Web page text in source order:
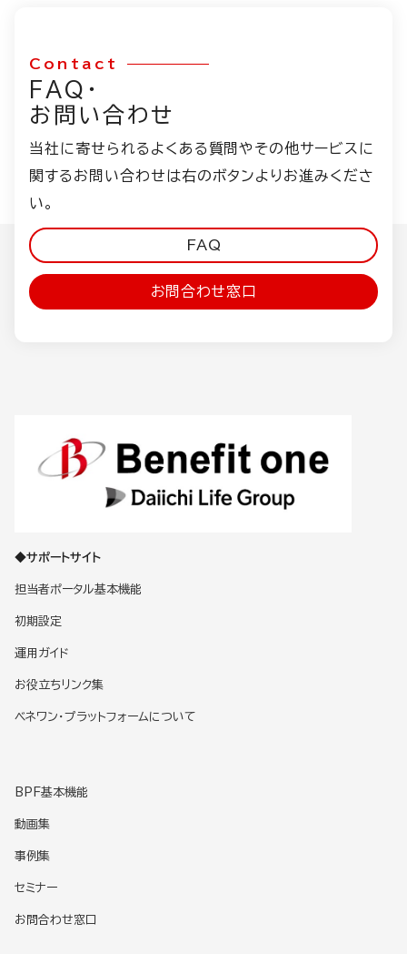
Contact
FAQ・
お問い合わせ
当社に寄せられるよくある質問やその他サービスに
関するお問い合わせは右のボタンよりお進みくださ
い。
FAQ
お問合わせ窓口
◆サポートサイト
担当者ポータル基本機能
初期設定
運用ガイド
お役立ちリンク集
ベネワン・プラットフォームについて
BPF基本機能
動画集
事例集
セミナー
お問合わせ窓口